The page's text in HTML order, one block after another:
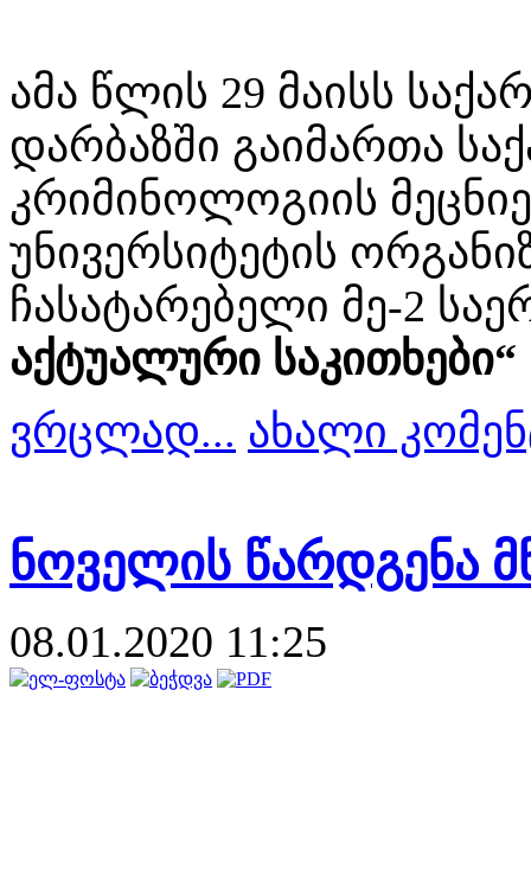
ამა წლის 29 მაისს
დარბაზში გაიმართა
კრიმინოლოგიის
უნივერსიტეტის
ჩასატარებელი მე-2
აქტუალური საკითხები“
ვრცლად... ახალი
ნოველის წარდგენა
08.01.2020 11:25